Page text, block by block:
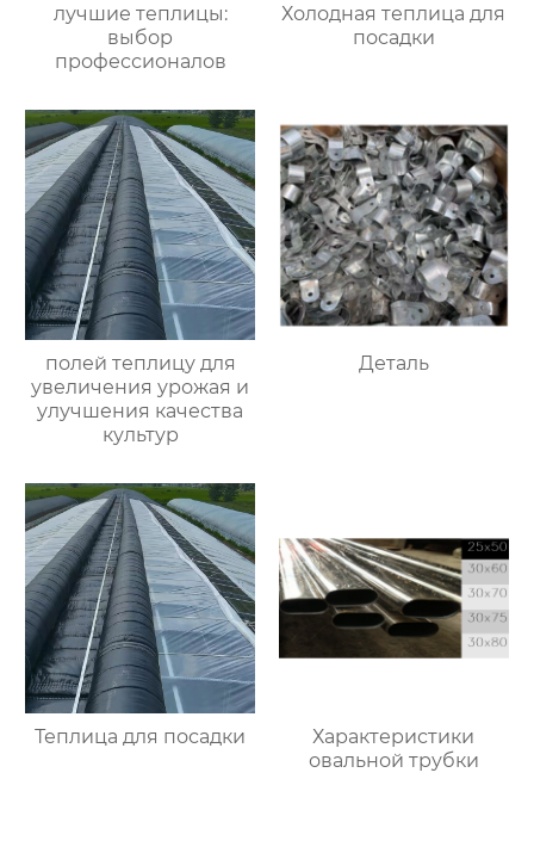
лучшие теплицы:
выбор
профессионалов
Холодная теплица для
посадки
полей теплицу для
увеличения урожая и
улучшения качества
культур
Деталь
Теплица для посадки
Характеристики
овальной трубки